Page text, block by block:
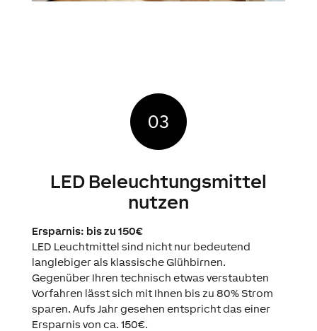
LED Beleuchtungsmittel
nutzen
Ersparnis: bis zu 150€
LED Leuchtmittel sind nicht nur bedeutend
langlebiger als klassische Glühbirnen.
Gegenüber Ihren technisch etwas verstaubten
Vorfahren lässt sich mit Ihnen bis zu 80% Strom
sparen. Aufs Jahr gesehen entspricht das einer
Ersparnis von ca. 150€.